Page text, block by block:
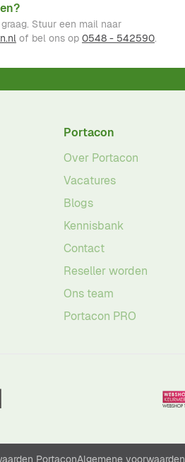
Stuur een mail naar
of bel ons op 0548 - 542590.
Portacon
Over Portacon
Vacatures
Blogs
Kennisbank
Contact
Reseller worden
Ons team
Portacon PRO
PortaconAlgemene